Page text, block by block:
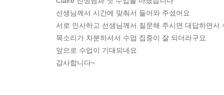
선생님께서 시간에 맞춰서 들어와 주셨어요
서로 인사하고 선생님께서 질문해 주시면 대답하면서
목소리가 차분하셔서 수업 집중이 잘 되더라구요
앞으로 수업이 기대되네요
감사합니다~